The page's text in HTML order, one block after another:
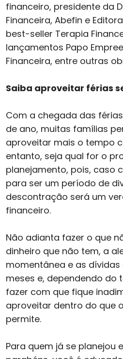
financeiro, presidente da
Financeira, Abefin e
best-seller Terapia
lançamentos Papo
Financeira, entre outras
Saiba aproveitar férias
Com a chegada das
de ano, muitas famílias
aproveitar mais o tempo
entanto, seja qual for o
planejamento, pois, caso
para ser um período de
descontração será um
financeiro.
Não adianta fazer o que
dinheiro que não tem, a
momentânea e as
meses e, dependendo do
fazer com que fique
aproveitar dentro do que
permite.
Para quem já se planejou